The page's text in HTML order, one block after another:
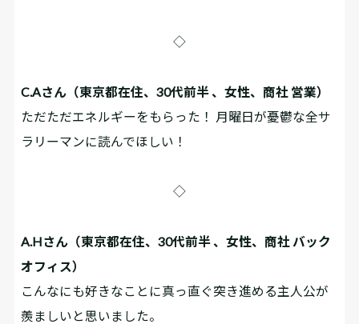
◇
C.Aさん（東京都在住、30代前半 、女性、商社 営業）
ただただエネルギーをもらった！ 月曜日が憂鬱な全サ
ラリーマンに読んでほしい！
◇
A.Hさん（東京都在住、30代前半 、女性、商社 バック
オフィス）
こんなにも好きなことに真っ直ぐ突き進める主人公が
羨ましいと思いました。